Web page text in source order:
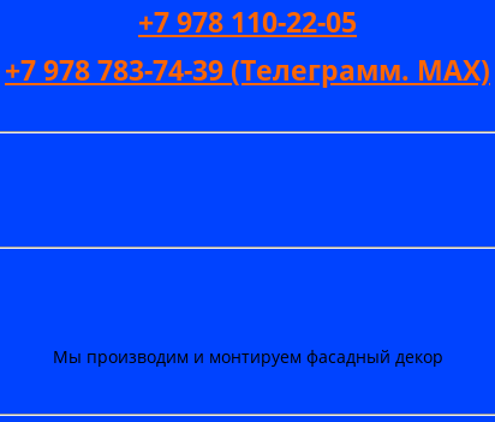
+7 978 110-22-05
+7 978 783-74-39 (Телеграмм. MAX)
Мы производим и монтируем фасадный декор